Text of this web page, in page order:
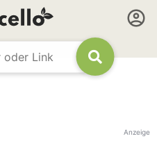
Anzeige